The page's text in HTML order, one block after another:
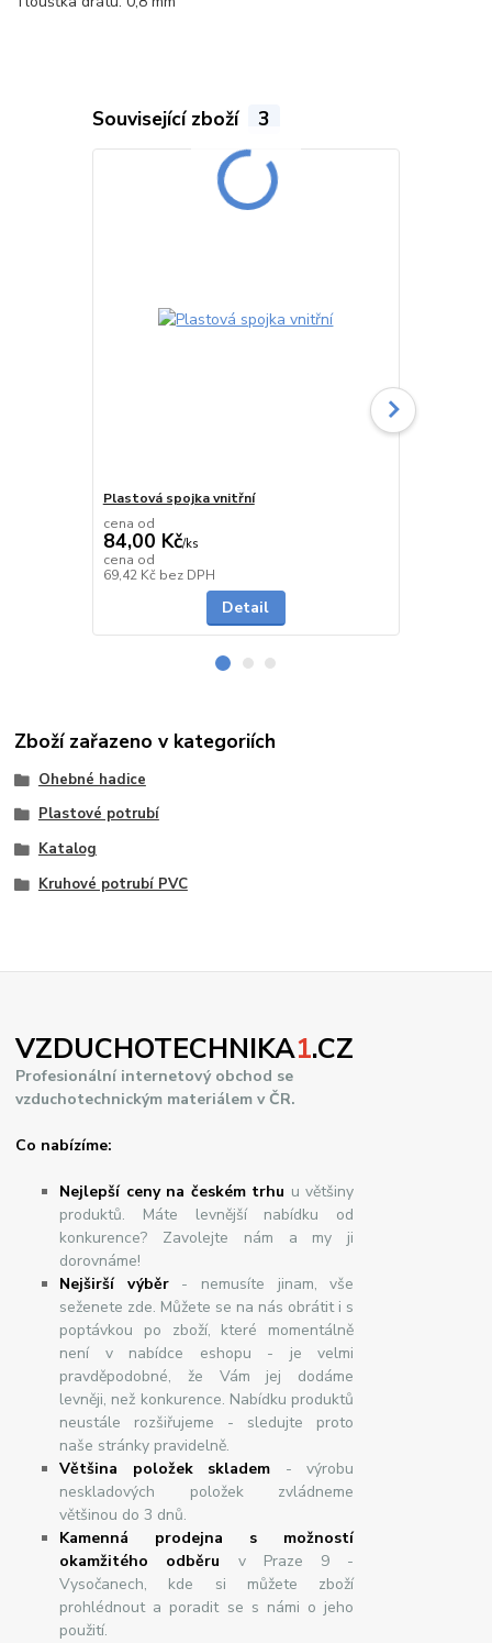
Související zboží 3
Plastová spojka vnitřní
cena od
84,00 Kč/ks
cena od
69,42 Kč bez DPH
Detail
Zboží zařazeno v kategoriích
Ohebné hadice
Plastové potrubí
Katalog
Kruhové potrubí PVC
VZDUCHOTECHNIKA1.CZ
Profesionální internetový obchod se
vzduchotechnickým materiálem v ČR.
Co nabízíme:
Nejlepší ceny na českém trhu u většiny
produktů. Máte levnější nabídku od
konkurence? Zavolejte nám a my ji
dorovnáme!
Nejširšívýběr- nemusíte jinam, vše
seženete zde. Můžete se na nás obrátit i s
poptávkou po zboží, které momentálně
není v nabídce eshopu - je velmi
pravděpodobné, že Vám jej dodáme
levněji, než konkurence. Nabídku produktů
neustále rozšiřujeme - sledujte proto
naše stránky pravidelně.
Většina položek skladem - výrobu
neskladových položek zvládneme
většinou do 3 dnů.
Kamenná prodejna s možností
okamžitého odběru v Praze 9 -
Vysočanech, kde si můžete zboží
prohlédnout a poradit se s námi o jeho
použití.